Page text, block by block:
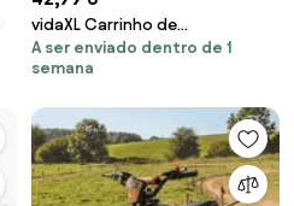
vidaXL Carrinho de
passeio/andador vermelho
A ser enviado dentro de 1
semana